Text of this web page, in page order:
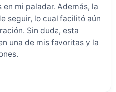
en mi paladar. Además, la
seguir, lo cual facilitó aún
Sin duda, esta
una de mis favoritas y la